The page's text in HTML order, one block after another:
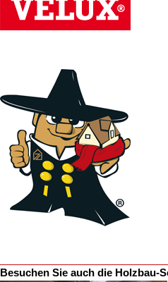
Besuchen Sie auch die Holzbau-